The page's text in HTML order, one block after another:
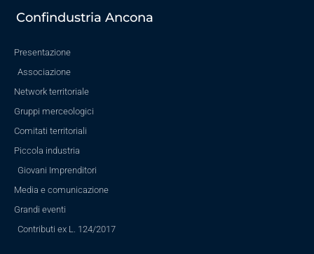
Confindustria Ancona
Presentazione
Associazione
Network territoriale
Gruppi merceologici
Comitati territoriali
Piccola industria
Giovani Imprenditori
Media e comunicazione
Grandi eventi
Contributi ex L. 124/2017